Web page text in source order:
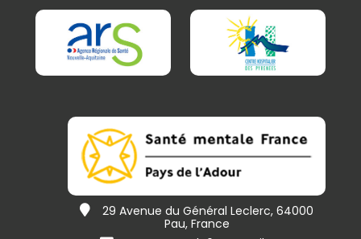
29 Avenue du Général Leclerc, 64000
Pau, France